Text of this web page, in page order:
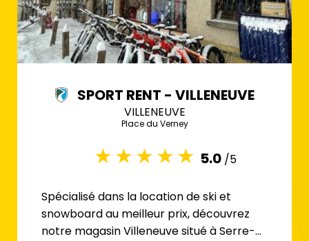
SPORT RENT - VILLENEUVE
VILLENEUVE
Place du Verney
5.0 /5
Spécialisé dans la location de ski et
snowboard au meilleur prix, découvrez
notre magasin Villeneuve situé à Serre-